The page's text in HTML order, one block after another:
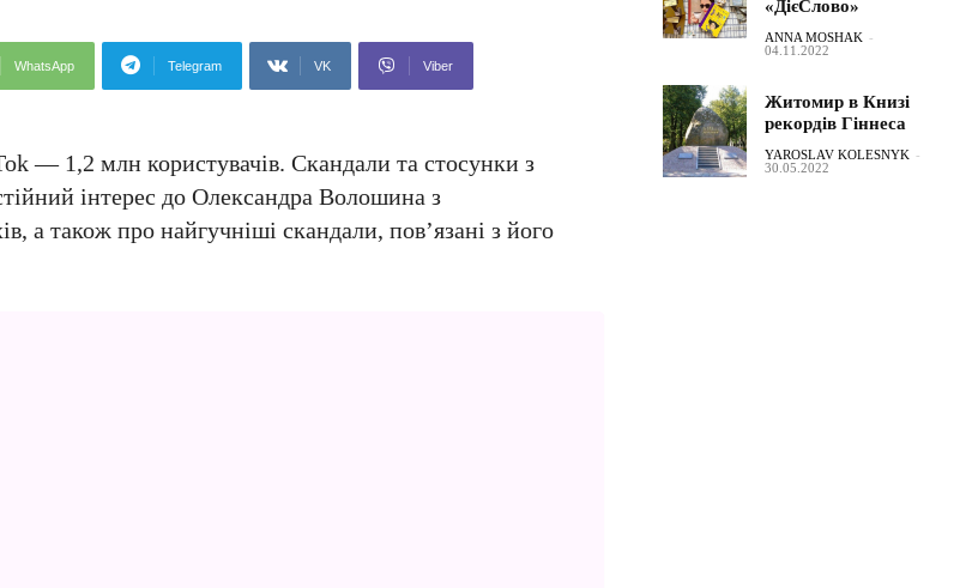
WhatsApp Telegram VK Viber
— 1,2 млн користувачів. Скандали та стосунки з
інтерес до Олександра Волошина з
а також про найгучніші скандали, пов’язані з його
«ДієСлово»
ANNA MOSHAK -
04.11.2022
Житомир в Книзі
рекордів Гіннеса
YAROSLAV KOLESNYK -
30.05.2022